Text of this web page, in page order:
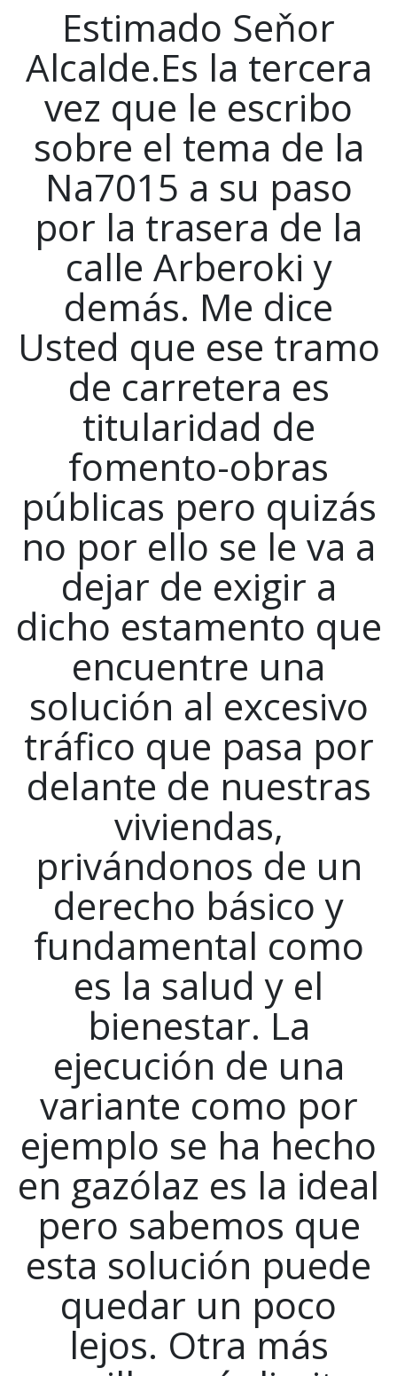
Estimado Seňor
Alcalde.Es la tercera
vez que le escribo
sobre el tema de la
Na7015 a su paso
por la trasera de la
calle Arberoki y
demás. Me dice
Usted que ese tramo
de carretera es
titularidad de
fomento-obras
públicas pero quizás
no por ello se le va a
dejar de exigir a
dicho estamento que
encuentre una
solución al excesivo
tráfico que pasa por
delante de nuestras
viviendas,
privándonos de un
derecho básico y
fundamental como
es la salud y el
bienestar. La
ejecución de una
variante como por
ejemplo se ha hecho
en gazólaz es la ideal
pero sabemos que
esta solución puede
quedar un poco
lejos. Otra más